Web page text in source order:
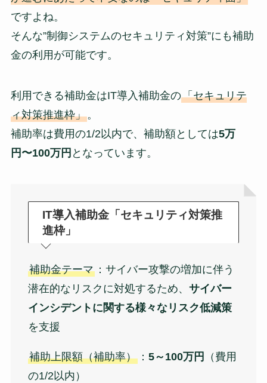
ですよね。
そんな”制御システムのセキュリティ対策”にも補助
金の利用が可能です。
利用できる補助金はIT導入補助金の「セキュリテ
ィ対策推進枠」。
補助率は費用の1/2以内で、補助額としては5万
円〜100万円 となっています。
IT導入補助金「セキュリティ対策推
進枠」
補助金テーマ：サイバー攻撃の増加に伴う
潜在的なリスクに対処するため、 サイバー
インシデントに関する様々なリスク低減策
を支援
補助上限額（補助率）： 5～100万円
（費用
の1/2以内）